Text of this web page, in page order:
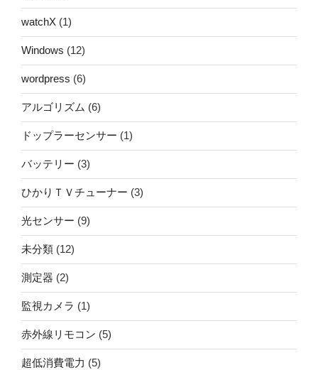
watchX (1)
Windows (12)
wordpress (6)
アルゴリズム (6)
ドップラーセンサー (1)
バッテリー (3)
ひかりＴＶチューナー (3)
光センサー (9)
未分類 (12)
測定器 (2)
監視カメラ (1)
赤外線リモコン (5)
超低消費電力 (5)